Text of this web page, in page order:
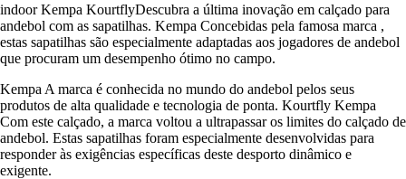
indoor Kempa KourtflyDescubra a última inovação em calçado para
andebol com as sapatilhas. Kempa Concebidas pela famosa marca ,
estas sapatilhas são especialmente adaptadas aos jogadores de andebol
que procuram um desempenho ótimo no campo.
Kempa A marca é conhecida no mundo do andebol pelos seus
produtos de alta qualidade e tecnologia de ponta. Kourtfly Kempa
Com este calçado, a marca voltou a ultrapassar os limites do calçado de
andebol. Estas sapatilhas foram especialmente desenvolvidas para
responder às exigências específicas deste desporto dinâmico e
exigente.